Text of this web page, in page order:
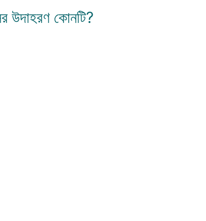
উদাহরণ কোনটি?